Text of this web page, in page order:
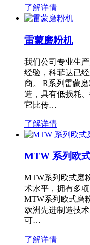
了解详情
雷蒙磨粉机
我们公司专业生
经验，科菲达已
商。 R系列雷蒙
造，具有低损耗
它比传…
了解详情
MTW 系列欧
MTW系列欧式磨
术水平，拥有多
MTW系列欧式磨
欧洲先进制造技
可…
了解详情